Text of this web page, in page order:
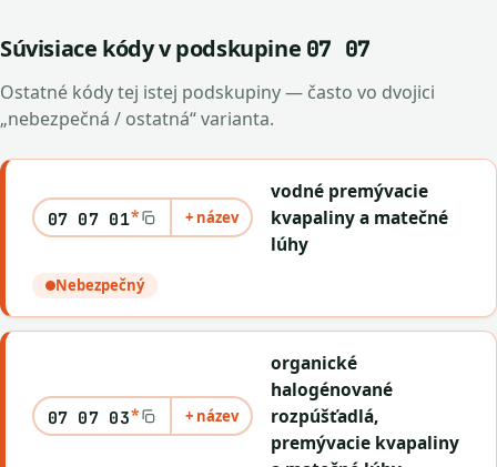
Súvisiace kódy v podskupine 07 07
Ostatné kódy tej istej podskupiny — často vo dvojici
„nebezpečná / ostatná“ varianta.
07 07 01* + název
vodné premývacie
kvapaliny a matečné
lúhy
Nebezpečný
07 07 03* + název
organické
halogénované
rozpúšťadlá,
premývacie kvapaliny